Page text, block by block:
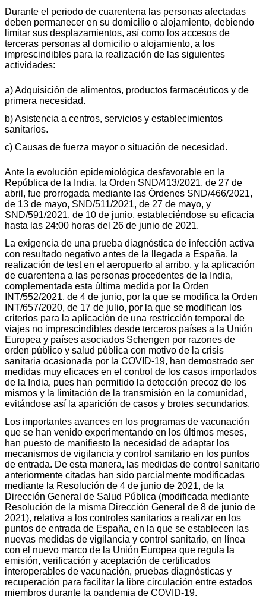
Durante el periodo de cuarentena las personas afectadas
deben permanecer en su domicilio o alojamiento, debiendo
limitar sus desplazamientos, así como los accesos de
terceras personas al domicilio o alojamiento, a los
imprescindibles para la realización de las siguientes
actividades:
a) Adquisición de alimentos, productos farmacéuticos y de
primera necesidad.
b) Asistencia a centros, servicios y establecimientos
sanitarios.
c) Causas de fuerza mayor o situación de necesidad.
Ante la evolución epidemiológica desfavorable en la
República de la India, la Orden SND/413/2021, de 27 de
abril, fue prorrogada mediante las Órdenes SN D/466/2021,
de 13 de mayo, SND/511/2021, de 27 de mayo, y
SND/591/2021, de 10 de junio, estableciéndose su eficacia
hasta las 24:00 horas del 26 de junio de 2021.
La exigencia de una prueba diagnóstica de infección activa
con resultado negativo antes de la llegada a España, la
realización de test en el aeropuerto al arribo, y la aplicación
de cuarentena a las personas procedentes de la India,
complementada esta última medida por la Orden
NT/552/2021, de 4 de junio, por la que se modifica la Orden
NT/657/2020, de 17 de julio, por la que se modifican los
criterios para la aplicación de una restricción temporal de
viajes no imprescindibles desde terceros países a la Unión
Europea y países asociados Schengen por razones de
orden público y salud pública con motivo de la crisis
sanitaria ocasionada por la COVID-19, han demostrado ser
medidas muy eficaces en el control de los casos importados
de la India, pues han permitido la detección precoz de los
mismos y la limitación de la transmisión en la comunidad,
evitándose así la aparición de casos y brotes secundarios.
Los importantes avances en los programas de vacunación
que se han venido experimentando en los últimos meses,
han puesto de manifiesto la necesidad de adaptar los
mecanismos de vigilancia y control sanitario en los puntos
de entrada. De esta manera, las medidas de control sanitario
anteriormente citadas han sido parcialmente modificadas
mediante la Resolución de 4 de junio de 2021, de la
Dirección General de Salud Pública (modificada mediante
Resolución de la misma Dirección General de 8 de junio de
2021), relativa a los controles sanitarios a realizar en los
puntos de entrada de España, en la que se establecen las
nuevas medidas de vigilancia y control sanitario, en línea
con el nuevo marco de la Unión Europea que regula la
emisión, verificación y aceptación de certificados
interoperables de vacunación, pruebas diagnósticas y
recuperación para facilitar la libre circulación entre estados
miembros durante la pandemia de COVID-19.